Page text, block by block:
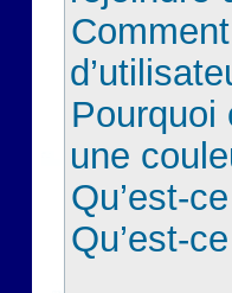
Pourquoi
une
Qu’est-
Qu’est-